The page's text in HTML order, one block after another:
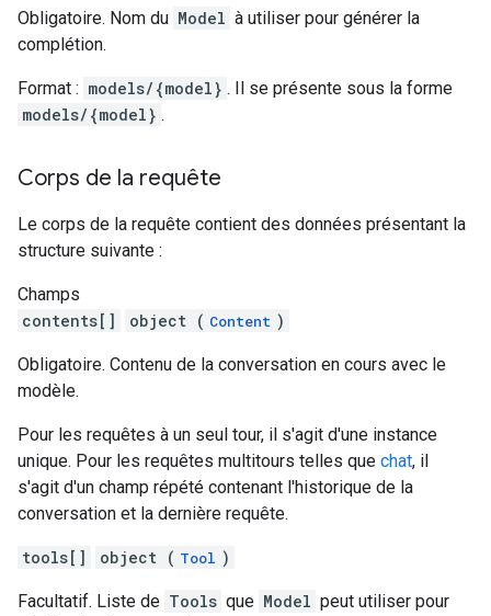
Obligatoire. Nom du Model à utiliser pour générer la
complétion.
Format : models/{model} . Il se présente sous la forme
models/{model} .
Corps de la requête
Le corps de la requête contient des données présentant la
structure suivante :
Champs
contents[]
object ( Content )
Obligatoire. Contenu de la conversation en cours avec le
modèle.
Pour les requêtes à un seul tour, il s'agit d'une instance
unique. Pour les requêtes multitours telles que chat, il
s'agit d'un champ répété contenant l'historique de la
conversation et la dernière requête.
tools[] object ( Tool )
Facultatif. Liste de Tools que Model peut utiliser pour